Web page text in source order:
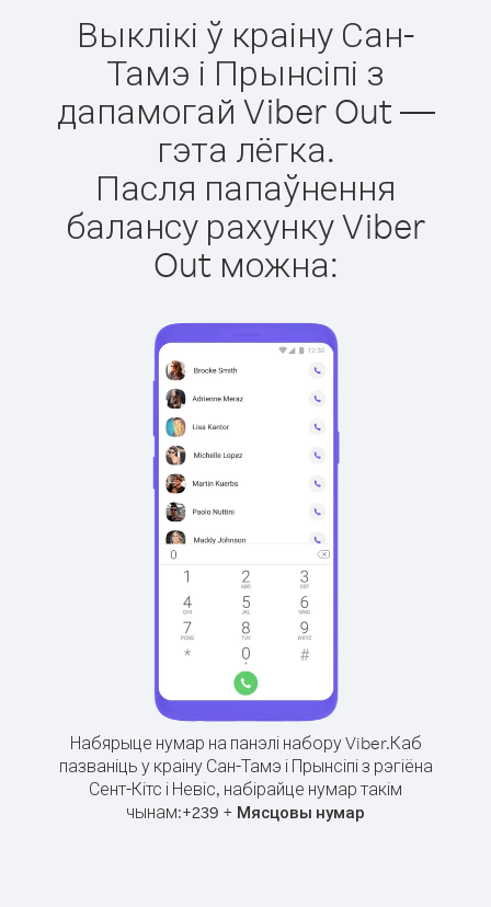
Выклікі ў краіну Сан-
Тамэ і Прынсіпі з
дапамогай Viber Out —
гэта лёгка.
Пасля папаўнення
балансу рахунку Viber
Out можна:
Набярыце нумар на панэлі набору Viber.Каб
пазваніць у краіну Сан-Тамэ і Прынсіпі з рэгіёна
Сент-Кітс і Невіс, набірайце нумар такім
чынам:+239 + Мясцовы нумар